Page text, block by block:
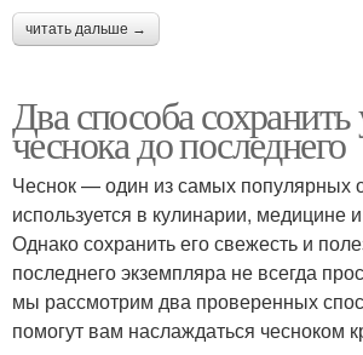
читать дальше →
Два способа
чеснока до последнего
Чеснок — один из самых популярных
используется в кулинарии, медицине
Однако сохранить его свежесть и
последнего экземпляра не всегда
мы рассмотрим два проверенных
помогут вам наслаждаться чесноком